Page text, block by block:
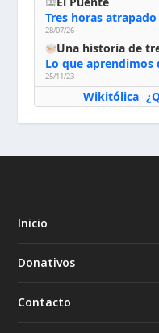
Tres horas
28/07/26
Una historia de
Lo que aprendimos
25/11/23
Wikitólica·
Inicio
Donativos
Contacto